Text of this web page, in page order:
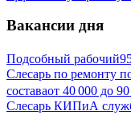
Вакансии дня
Подсобный рабочий
Слесарь по ремонту
составаот 40 000 до
Слесарь КИПиА